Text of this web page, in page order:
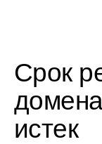
Срок
истек